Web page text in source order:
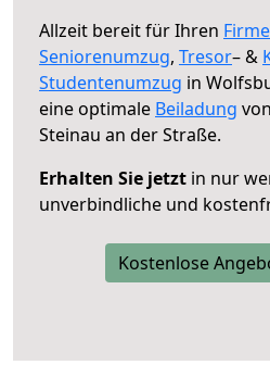
Allzeit bereit für Ihren
Seniorenumzug, Tresor– &
Studentenumzug in
eine optimale Beiladung
Steinau an der Straße.
Erhalten Sie jetzt in nur
unverbindliche und
Kostenlose